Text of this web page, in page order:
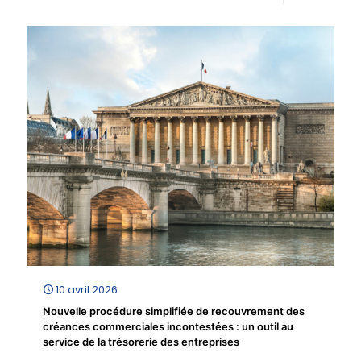
10 avril 2026
Nouvelle procédure simplifiée de recouvrement des
créances commerciales incontestées : un outil au
service de la trésorerie des entreprises